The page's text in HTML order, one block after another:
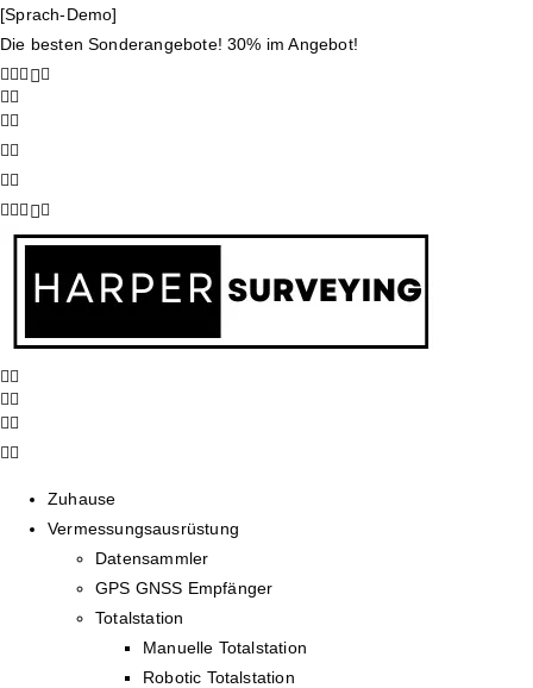
[Sprach-Demo]
Die besten Sonderangebote! 30% im Angebot!
Zuhause
Vermessungsausrüstung
Datensammler
GPS GNSS Empfänger
Totalstation
Manuelle Totalstation
Robotic Totalstation